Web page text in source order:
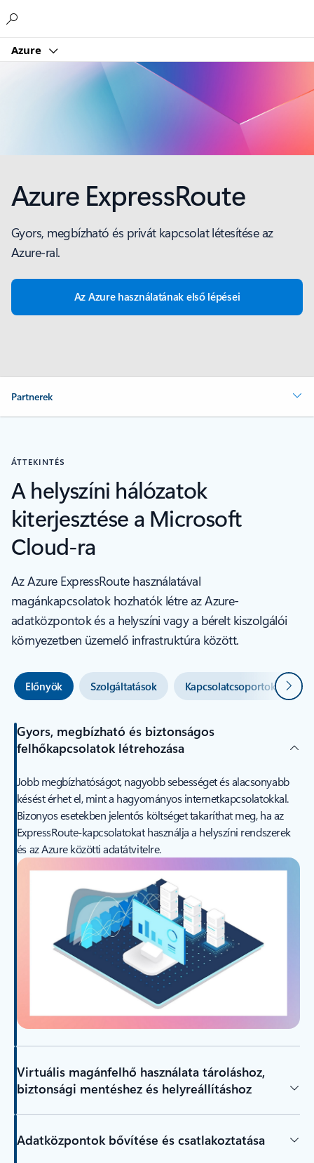
Azure
Azure ExpressRoute
Gyors, megbízható és privát kapcsolat létesítése az
Azure-ral.
Az Azure használatának első lépései
Partnerek
ÁTTEKINTÉS
A helyszíni hálózatok
kiterjesztése a Microsoft
Cloud-ra
Az Azure ExpressRoute használatával
magánkapcsolatok hozhatók létre az Azure-
adatközpontok és a helyszíni vagy a bérelt kiszolgálói
környezetben üzemelő infrastruktúra között.
Előnyök Szolgáltatások Kapcsolatcsoportok és
Gyors, megbízható és biztonságos
felhőkapcsolatok létrehozása
Jobb megbízhatóságot, nagyobb sebességet és alacsonyabb
késést érhet el, mint a hagyományos internetkapcsolatokkal.
Bizonyos esetekben jelentős költséget takaríthat meg, ha az
ExpressRoute-kapcsolatokat használja a helyszíni rendszerek
és az Azure közötti adatátvitelre.
Virtuális magánfelhő használata tároláshoz,
biztonsági mentéshez és helyreállításhoz
Adatközpontok bővítése és csatlakoztatása